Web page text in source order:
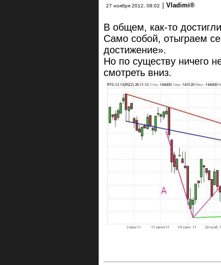
27 ноября 2012, 08:02 Vlаdimi®
В общем, как-то
Само собой, отыграем
достижение».
Но по существу ничего
смотреть вниз.